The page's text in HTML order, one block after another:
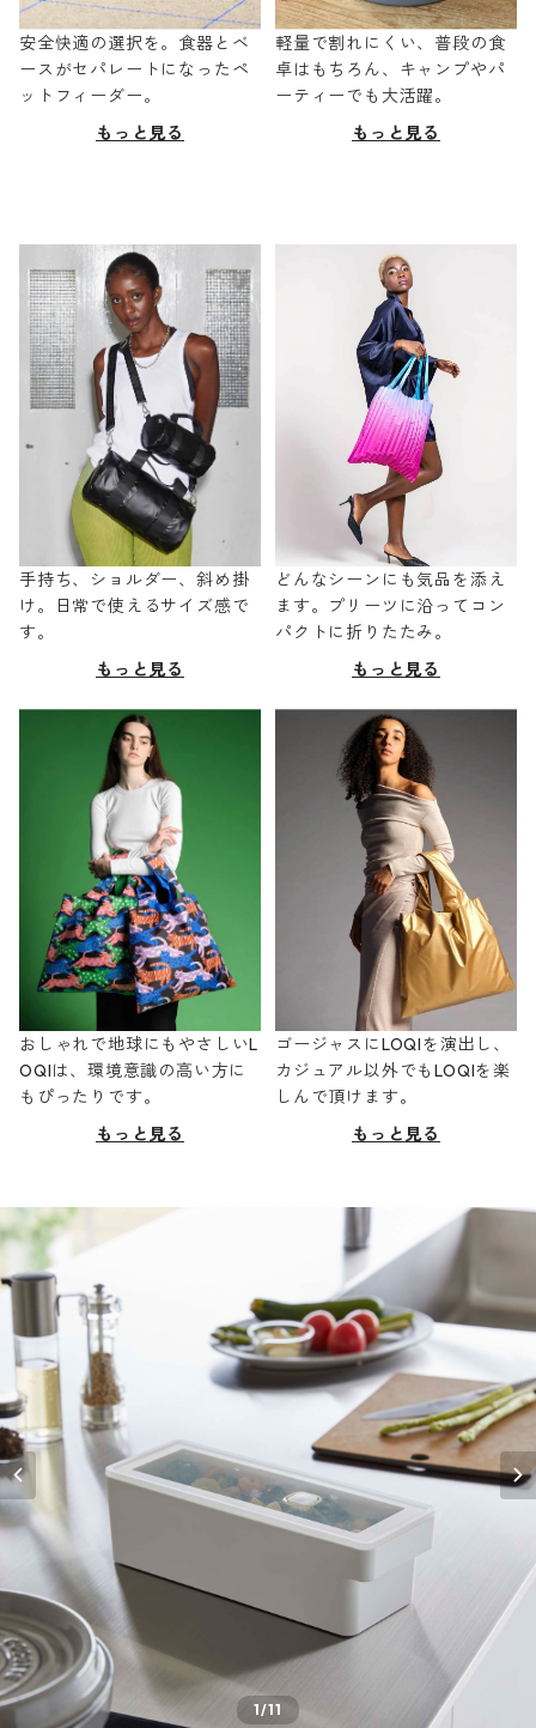
安全快適の選択を。食器とベ
ースがセパレートになったペ
ットフィーダー。
もっと見る
軽量で割れにくい、普段の食
卓はもちろん、キャンプやパ
ーティーでも大活躍。
もっと見る
手持ち、ショルダー、斜め掛
け。日常で使えるサイズ感で
す。
もっと見る
どんなシーンにも気品を添え
ます。プリーツに沿ってコン
パクトに折りたたみ。
もっと見る
おしゃれで地球にもやさしいL
OQIは、環境意識の高い方に
もぴったりです。
もっと見る
ゴージャスにLOQIを演出し、
カジュアル以外でもLOQIを楽
しんで頂けます。
もっと見る
1/11